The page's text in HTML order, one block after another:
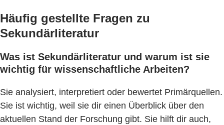
Häufig gestellte Fragen zu
Sekundärliteratur
Was ist Sekundärliteratur und warum ist sie
wichtig für wissenschaftliche Arbeiten?
Sie analysiert, interpretiert oder bewertet Primärquellen.
Sie ist wichtig, weil sie dir einen Überblick über den
aktuellen Stand der Forschung gibt. Sie hilft dir auch,